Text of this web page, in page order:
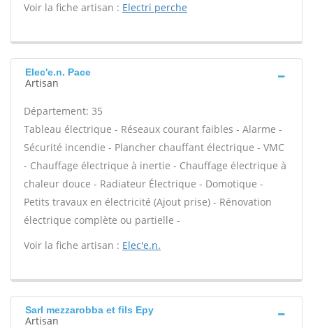
Voir la fiche artisan : Electri perche
Elec'e.n. Pace
Artisan
Département: 35
Tableau électrique - Réseaux courant faibles - Alarme -
Sécurité incendie - Plancher chauffant électrique - VMC
- Chauffage électrique à inertie - Chauffage électrique à
chaleur douce - Radiateur Électrique - Domotique -
Petits travaux en électricité (Ajout prise) - Rénovation
électrique complète ou partielle -
Voir la fiche artisan : Elec'e.n.
Sarl mezzarobba et fils Epy
Artisan